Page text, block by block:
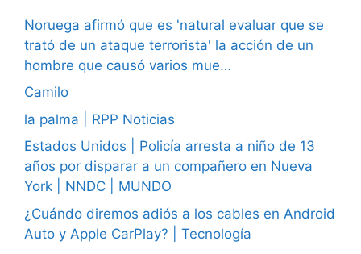
Noruega afirmó que es 'natural evaluar que se
trató de un ataque terrorista' la acción de un
hombre que causó varios mue…
Camilo
la palma | RPP Noticias
Estados Unidos | Policía arresta a niño de 13
años por disparar a un compañero en Nueva
York | NNDC | MUNDO
¿Cuándo diremos adiós a los cables en Android
Auto y Apple CarPlay? | Tecnología